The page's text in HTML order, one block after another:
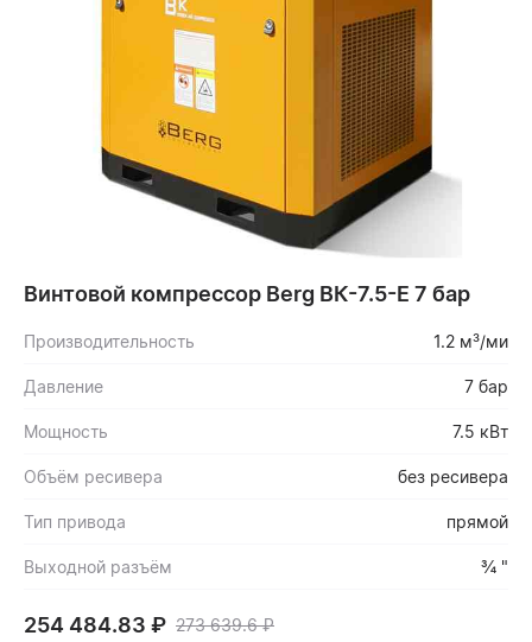
Винтовой компрессор Berg ВК-7.5-Е 7 бар
Производительность 1.2 м³/ми
Давление 7 бар
Мощность 7.5 кВт
Объём ресивера без ресивера
Тип привода прямой
Выходной разъём ¾ "
254 484.83 ₽ 273 639.6₽